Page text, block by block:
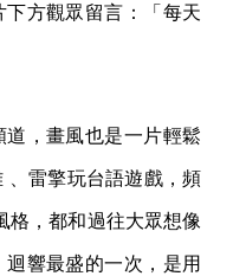
方觀眾留言：「每天
道，畫風也是一片輕鬆
、雷擎玩台語遊戲，頻
格，都和過往大眾想像
響最盛的一次，是用